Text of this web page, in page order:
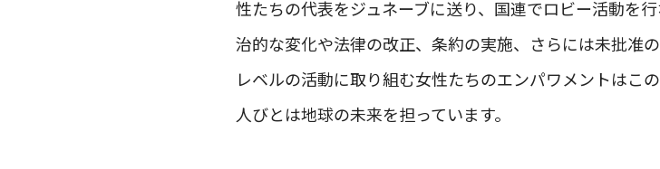
性たちの代表をジュネーブに送り、国連でロビー活動を
治的な変化や法律の改正、条約の実施、さらには未批准
レベルの活動に取り組む女性たちのエンパワメントはこ
人びとは地球の未来を担っています。